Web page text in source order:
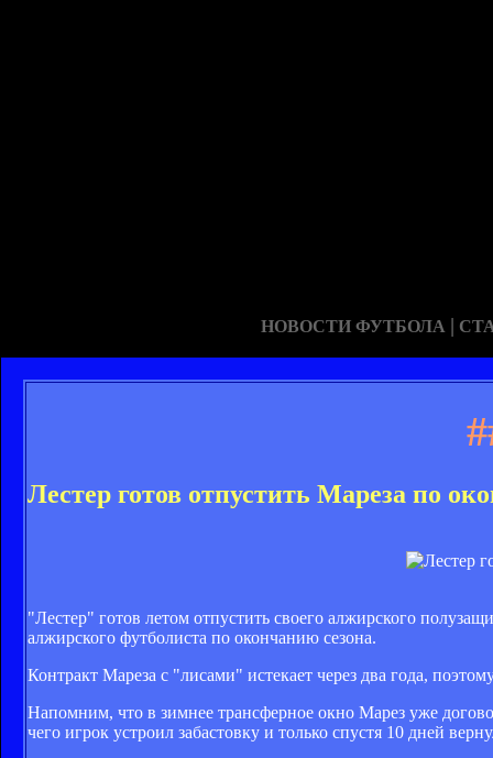
НОВОСТИ ФУТБОЛА |
Лестер готов отпустить Мареза по
"Лестер" готов летом отпустить своего алжирского
алжирского футболиста по окончанию сезона.
Контракт Мареза с "лисами" истекает через два года,
Напомним, что в зимнее трансферное окно Марез уже
чего игрок устроил забастовку и только спустя 10 дней